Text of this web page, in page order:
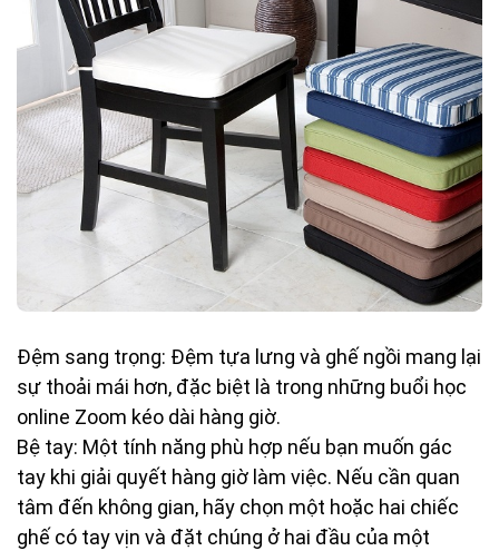
Đệm sang trọng: Đệm tựa lưng và ghế ngồi mang lại
sự thoải mái hơn, đặc biệt là trong những buổi học
online Zoom kéo dài hàng giờ.
Bệ tay: Một tính năng phù hợp nếu bạn muốn gác
tay khi giải quyết hàng giờ làm việc. Nếu cần quan
tâm đến không gian, hãy chọn một hoặc hai chiếc
ghế có tay vịn và đặt chúng ở hai đầu của một